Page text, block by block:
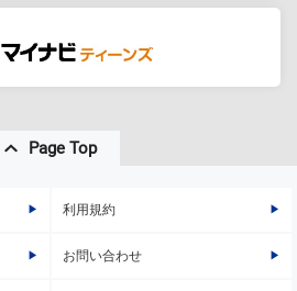
Page Top
利用規約
お問い合わせ